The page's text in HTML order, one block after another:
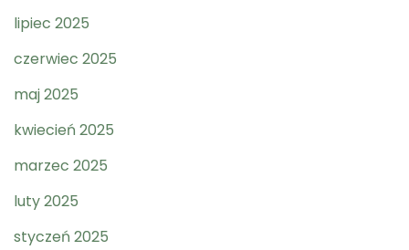
lipiec 2025
czerwiec 2025
maj 2025
kwiecień 2025
marzec 2025
luty 2025
styczeń 2025